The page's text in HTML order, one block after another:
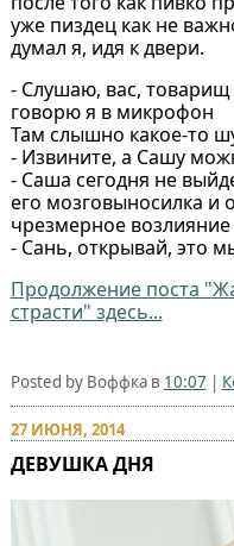
уже пиздец как не
думал я, идя к двери.
- Слушаю, вас,
говорю я в микрофон
Там слышно какое-то
- Извините, а Сашу
- Саша сегодня не
его мозговыносилка и
чрезмерное
- Сань, открывай, это
Продолжение поста
страсти" здесь...
Posted by Воффка в 10:07 |
27 ИЮНЯ, 2014
ДЕВУШКА ДНЯ